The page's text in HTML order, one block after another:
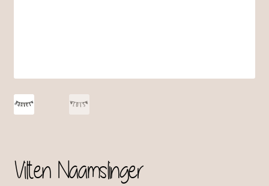
Vilten Naamslinger